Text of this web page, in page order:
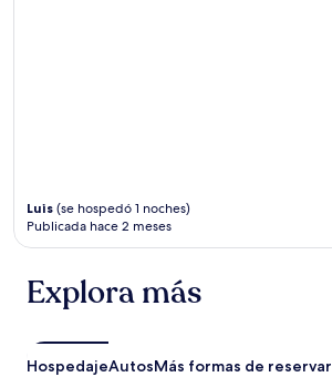
Luis (se hospedó 1 noches)
Publicada hace 2 meses
Explora más
HospedajeAutosMás formas de reservar